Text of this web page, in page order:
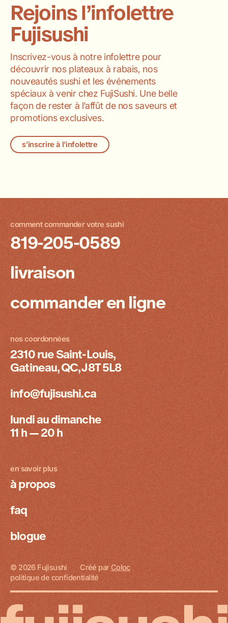
Rejoins l’infolettre
Fujisushi
Inscrivez-vous à notre infolettre pour
découvrir nos plateaux à rabais, nos
nouveautés sushi et les événements
spéciaux à venir chez FujiSushi. Une belle
façon de rester à l’affût de nos saveurs et
promotions exclusives.
s’inscrire à l’infolettre
comment commander votre sushi
819-205-0589
livraison
commander en ligne
nos coordonnées
2310 rue Saint-Louis,
Gatineau, QC, J8T 5L8
info@fujisushi.ca
lundi au dimanche
11 h — 20 h
en savoir plus
à propos
faq
blogue
© 2026 Fujisushi Créé par Coloc
politique de confidentialité